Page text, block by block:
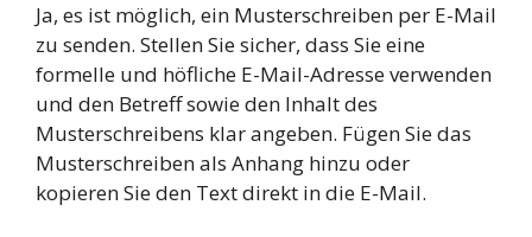
Ja, es ist möglich, ein Musterschreiben per E-Mail
zu senden. Stellen Sie sicher, dass Sie eine
formelle und höfliche E-Mail-Adresse verwenden
und den Betreff sowie den Inhalt des
Musterschreibens klar angeben. Fügen Sie das
Musterschreiben als Anhang hinzu oder
kopieren Sie den Text direkt in die E-Mail.